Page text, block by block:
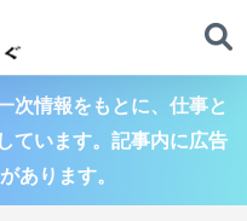
次情報をもとに、仕事と
ています。記事内に広告
あります。